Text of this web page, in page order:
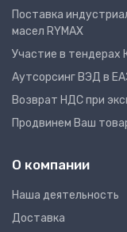
Поставка
масел RYMAX
Участие в тендерах
Аутсорсинг ВЭД в
Возврат НДС при
Продвинем Ваш
О компании
Наша деятельность
Доставка